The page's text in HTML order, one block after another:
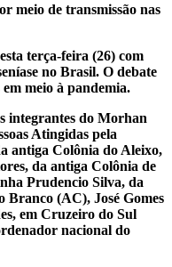
meio de transmissão nas
terça-feira (26) com
no Brasil. O debate
em meio à pandemia.
integrantes do Morhan
Atingidas pela
antiga Colônia do Aleixo,
da antiga Colônia de
Prudencio Silva, da
Branco (AC), José Gomes
em Cruzeiro do Sul
nacional do